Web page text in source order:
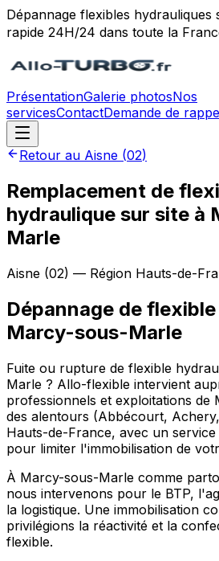
Dépannage flexibles
rapide 24H/24 dans toute la
PrésentationGalerie photosNos
servicesContactDemande de
Retour au Aisne (02)
Remplacement de
hydraulique sur site à
Marle
Aisne (02) — Région Hauts-de-
Dépannage de
Marcy-sous-Marle
Fuite ou rupture de flexible
Marle ? Allo-flexible intervient
professionnels et exploitations de
des alentours (Abbécourt,
Hauts-de-France, avec un
pour limiter l'immobilisation de
À Marcy-sous-Marle comme
nous intervenons pour le BTP,
la logistique. Une immobilisation
privilégions la réactivité et la
flexible.